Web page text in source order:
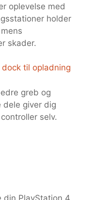
oplevelse med
holder
skader.
dock til opladning
greb og
giver dig
selv.
din PlayStation 4